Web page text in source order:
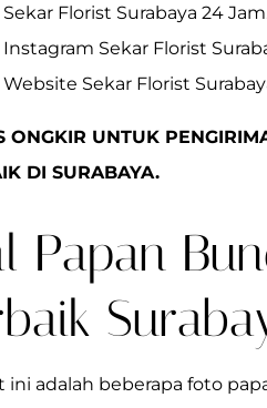
Florist Surabaya 24
Sekar Florist
Sekar Florist
ONGKIR UNTUK
DI SURABAYA.
Papan
ini adalah beberapa foto